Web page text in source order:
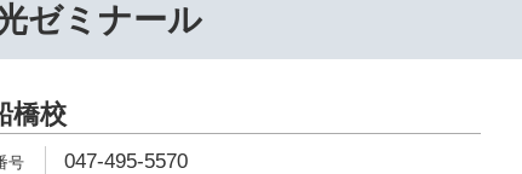
ゼミナール
橋校
047-495-5570